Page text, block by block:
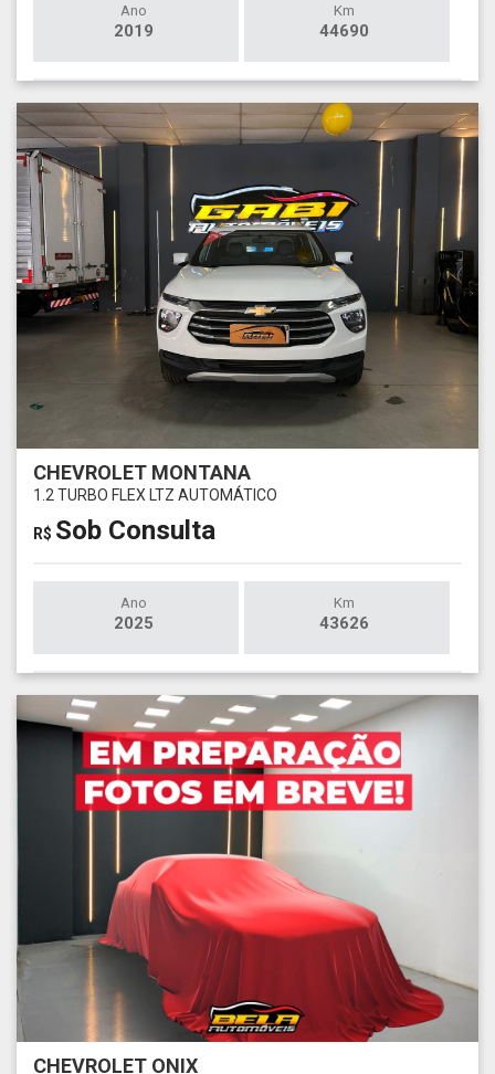
Ano
2019
Km
44690
CHEVROLET MONTANA
1.2 TURBO FLEX LTZ AUTOMÁTICO
R$ Sob Consulta
Ano
2025
Km
43626
CHEVROLET ONIX